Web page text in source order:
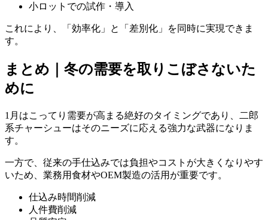
小ロットでの試作・導入
これにより、「効率化」と「差別化」を同時に実現できま
す。
まとめ｜冬の需要を取りこぼさないた
めに
1月はこってり需要が高まる絶好のタイミングであり、二郎
系チャーシューはそのニーズに応える強力な武器になりま
す。
一方で、従来の手仕込みでは負担やコストが大きくなりやす
いため、業務用食材やOEM製造の活用が重要です。
仕込み時間削減
人件費削減